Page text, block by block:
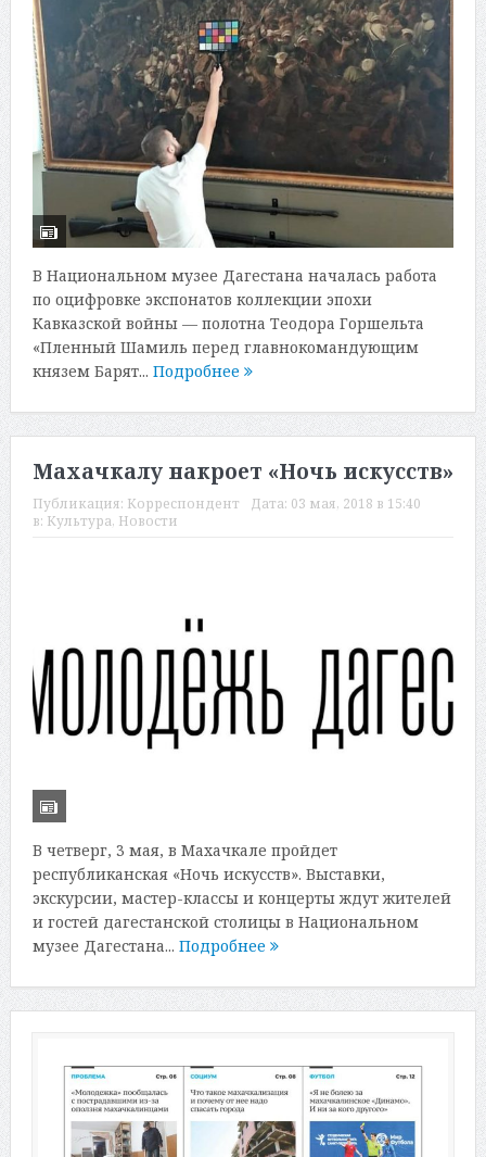
В Национальном музее Дагестана началась работа
по оцифровке экспонатов коллекции эпохи
Кавказской войны — полотна Теодора Горшельта
«Пленный Шамиль перед главнокомандующим
князем Барят... Подробнее
Махачкалу накроет «Ночь искусств»
Публикация: Корреспондент Дата: 03 мая, 2018 в 15:40
в: Культура, Новости
В четверг, 3 мая, в Махачкале пройдет
республиканская «Ночь искусств». Выставки,
экскурсии, мастер-классы и концерты ждут жителей
и гостей дагестанской столицы в Национальном
музее Дагестана... Подробнее